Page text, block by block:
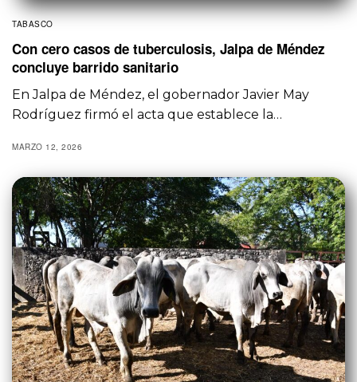
TABASCO
Con cero casos de tuberculosis, Jalpa de Méndez
concluye barrido sanitario
En Jalpa de Méndez, el gobernador Javier May
Rodríguez firmó el acta que establece la…
MARZO 12, 2026